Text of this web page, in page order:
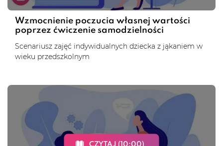
Wzmocnienie poczucia własnej wartości
poprzez ćwiczenie samodzielności
Scenariusz zajęć indywidualnych dziecka z jąkaniem w
wieku przedszkolnym
CZYTAJ (10:00)